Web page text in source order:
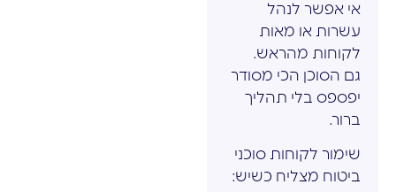
אי אפשר לנהל
עשרות או מאות
לקוחות מהראש.
גם הסוכן הכי מסודר
יפספס בלי תהליך
ברור.
שימור לקוחות סוכני
ביטוח מצליח כשיש: